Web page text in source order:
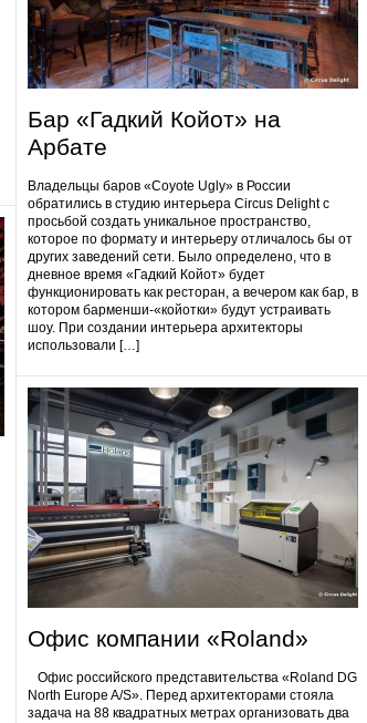
Бар «Гадкий Койот» на
Арбате
Владельцы баров «Coyote Ugly» в России
обратились в студию интерьера Circus Delight с
просьбой создать уникальное пространство,
которое по формату и интерьеру отличалось бы от
других заведений сети. Было определено, что в
дневное время «Гадкий Койот» будет
функционировать как ресторан, а вечером как бар, в
котором барменши-«койотки» будут устраивать
шоу. При создании интерьера архитекторы
использовали […]
Офис компании «Roland»
Офис российского представительства «Roland DG
North Europe A/S». Перед архитекторами стояла
задача на 88 квадратных метрах организовать два